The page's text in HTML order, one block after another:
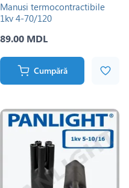
Manusi termocontractibile
1kv 4-70/120
89.00 MDL
Cumpără